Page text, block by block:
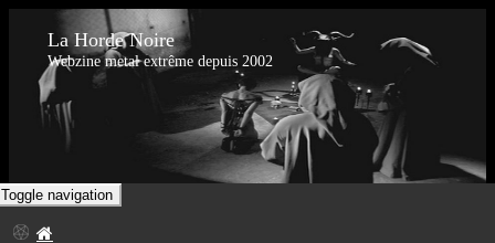
La Horde Noire
Webzine metal extrême depuis 2002
Toggle navigation